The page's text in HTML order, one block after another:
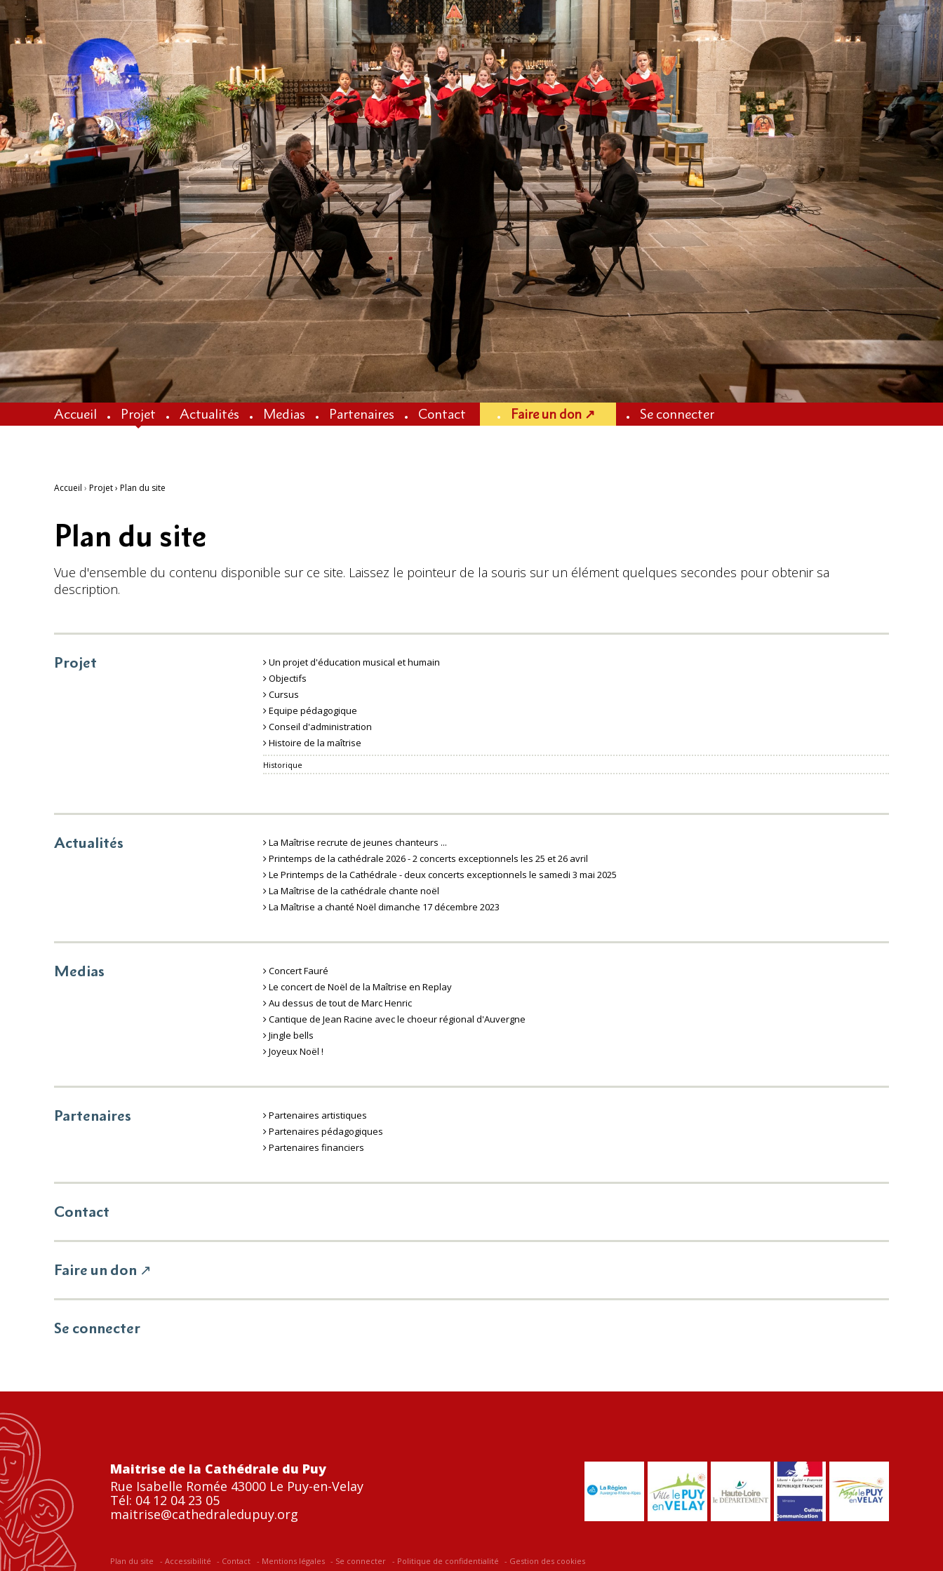
Accueil Projet Actualités Medias Partenaires Contact Faire un don ↗ Se connecter
Accueil › Projet› Plan du site
Plan du site
Vue d'ensemble du contenu disponible sur ce site. Laissez le pointeur de la souris sur un élément quelques secondes pour obtenir sa
description.
Projet
Un projet d'éducation musical et humain
Objectifs
Cursus
Equipe pédagogique
Conseil d'administration
Histoire de la maîtrise
Historique
Actualités
La Maîtrise recrute de jeunes chanteurs ...
Printemps de la cathédrale 2026 - 2 concerts exceptionnels les 25 et 26 avril
Le Printemps de la Cathédrale - deux concerts exceptionnels le samedi 3 mai 2025
La Maîtrise de la cathédrale chante noël
La Maîtrise a chanté Noël dimanche 17 décembre 2023
Medias
Concert Fauré
Le concert de Noël de la Maîtrise en Replay
Au dessus de tout de Marc Henric
Cantique de Jean Racine avec le choeur régional d'Auvergne
Jingle bells
Joyeux Noël !
Partenaires
Partenaires artistiques
Partenaires pédagogiques
Partenaires financiers
Contact
Faire un don ↗
Se connecter
Maitrise de la Cathédrale du Puy
Rue Isabelle Romée 43000 Le Puy-en-Velay
Tél: 04 12 04 23 05
maitrise@cathedraledupuy.org
Plan du site Accessibilité Contact Mentions légales Se connecter Politique de confidentialité Gestion des cookies